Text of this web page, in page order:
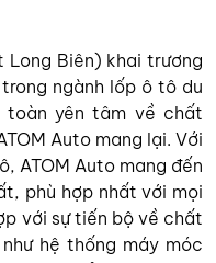
Long Biên) khai trương
ngành lốp ô tô du
toàn yên tâm về chất
Auto mang lại. Với
ATOM Auto mang đến
phù hợp nhất với mọi
với sự tiến bộ về chất
hệ thống máy móc